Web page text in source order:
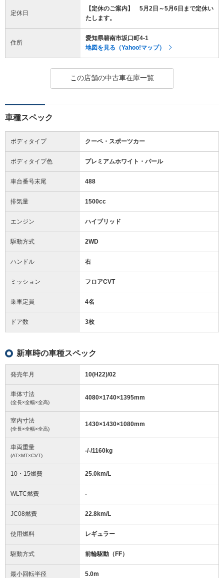
定休日
【定休のご案内】 5月2日～5月6日まで定休い
たします。
住所
愛知県碧南市坂口町4-1
地図を見る（Yahoo!マップ）
この店舗の中古車在庫一覧
車種スペック
ボディタイプ クーペ・スポーツカー
ボディタイプ色 プレミアムホワイト・パール
車台番号末尾 488
排気量 1500cc
エンジン ハイブリッド
駆動方式 2WD
ハンドル 右
ミッション フロアCVT
乗車定員 4名
ドア数 3枚
新車時の車種スペック
発売年月 10(H22)/02
車体寸法
(全長×全幅×全高)
4080×1740×1395mm
室内寸法
(全長×全幅×全高)
1430×1430×1080mm
車両重量
(AT×MT×CVT)
-/-/1160kg
10・15燃費 25.0km/L
WLTC燃費 -
JC08燃費 22.8km/L
使用燃料 レギュラー
駆動方式 前輪駆動（FF）
最小回転半径 5.0m